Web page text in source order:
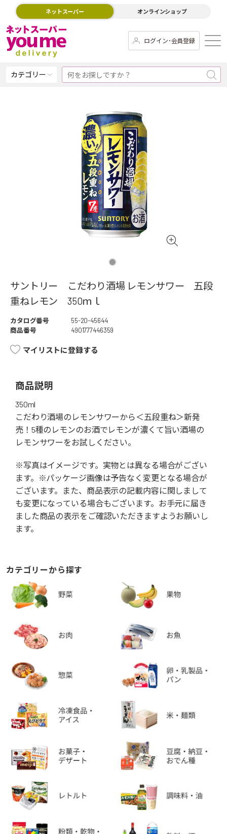
ネットスーパー オンラインショップ
ログイン･会員登録
カテゴリー
サントリー こだわり酒場 レモンサワー 五段
重ねレモン 350ｍｌ
カタログ番号
55-20-45644
商品番号
4901777446359
マイリストに登録する
商品説明
350ml
こだわり酒場のレモンサワーから＜五段重ね＞新発
売！5種のレモンのお酒でレモンが濃くて旨い酒場の
レモンサワーをお試しください。
※写真はイメージです。実物とは異なる場合がござい
ます。※パッケージ画像は予告なく変更となる場合が
ございます。また、商品表示の記載内容に関しまして
も変更になっている場合もございます。お手元に届き
ました商品の表示をご確認いただきますようお願いし
ます。
カテゴリーから探す